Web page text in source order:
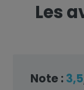
Les
Note :3,5